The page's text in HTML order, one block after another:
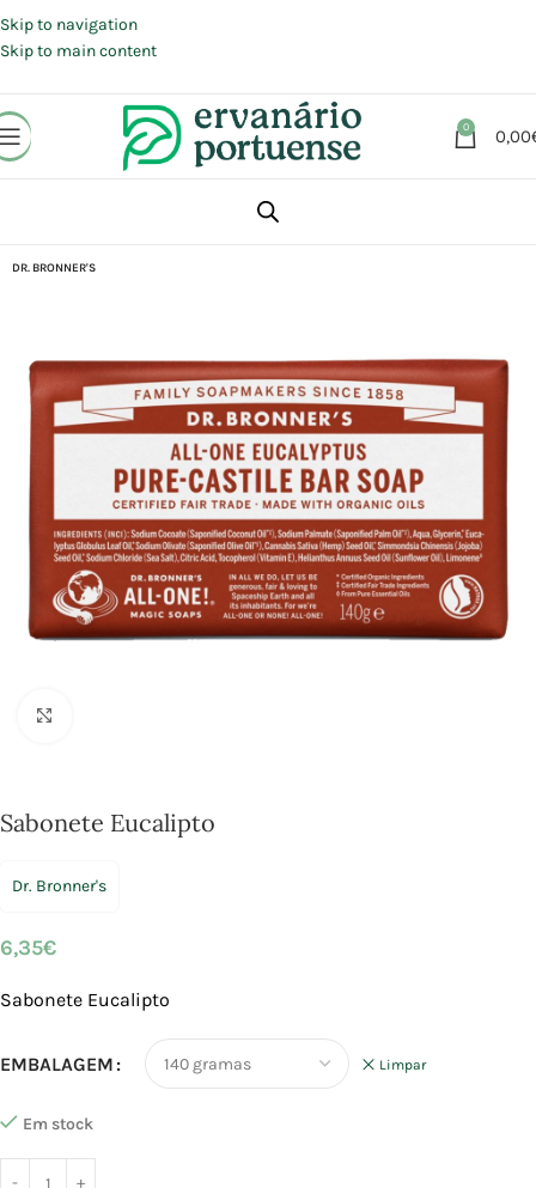
Skip to navigation
Skip to main content
0 0,00
Beleza | Cosmética | Higiene
DR. BRONNER'S
Sabonete Eucalipto
Dr. Bronner's
6,35€
Sabonete Eucalipto
EMBALAGEM Limpar
Em stock